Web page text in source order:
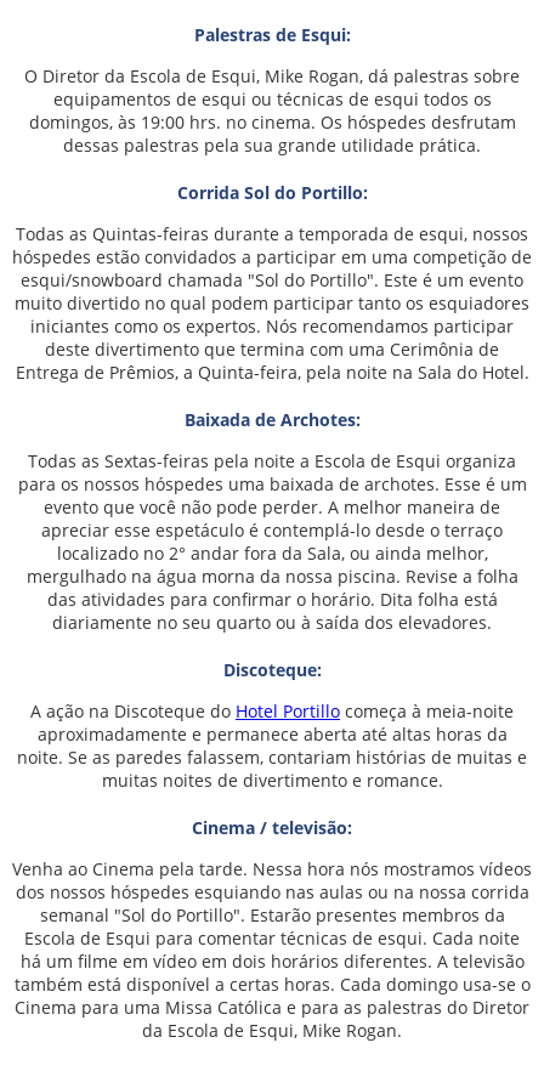
Palestras de Esqui:
O Diretor da Escola de Esqui, Mike Rogan, dá palestras sobre
equipamentos de esqui ou técnicas de esqui todos os
domingos, às 19:00 hrs. no cinema. Os hóspedes desfrutam
dessas palestras pela sua grande utilidade prática.
Corrida Sol do Portillo:
Todas as Quintas-feiras durante a temporada de esqui, nossos
hóspedes estão convidados a participar em uma competição de
esqui/snowboard chamada "Sol do Portillo". Este é um evento
muito divertido no qual podem participar tanto os esquiadores
iniciantes como os expertos. Nós recomendamos participar
deste divertimento que termina com uma Cerimônia de
Entrega de Prêmios, a Quinta-feira, pela noite na Sala do Hotel.
Baixada de Archotes:
Todas as Sextas-feiras pela noite a Escola de Esqui organiza
para os nossos hóspedes uma baixada de archotes. Esse é um
evento que você não pode perder. A melhor maneira de
apreciar esse espetáculo é contemplá-lo desde o terraço
localizado no 2° andar fora da Sala, ou ainda melhor,
mergulhado na água morna da nossa piscina. Revise a folha
das atividades para confirmar o horário. Dita folha está
diariamente no seu quarto ou à saída dos elevadores.
Discoteque:
A ação na Discoteque do Hotel Portillo começa à meia-noite
aproximadamente e permanece aberta até altas horas da
noite. Se as paredes falassem, contariam histórias de muitas e
muitas noites de divertimento e romance.
Cinema / televisão:
Venha ao Cinema pela tarde. Nessa hora nós mostramos vídeos
dos nossos hóspedes esquiando nas aulas ou na nossa corrida
semanal "Sol do Portillo". Estarão presentes membros da
Escola de Esqui para comentar técnicas de esqui. Cada noite
há um filme em vídeo em dois horários diferentes. A televisão
também está disponível a certas horas. Cada domingo usa-se o
Cinema para uma Missa Católica e para as palestras do Diretor
da Escola de Esqui, Mike Rogan.